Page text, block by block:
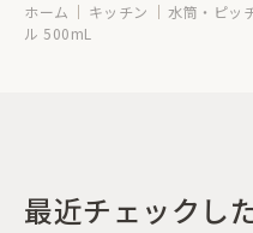
ホーム キッチン 水筒・ピッ
ル 500mL
最近チェックし